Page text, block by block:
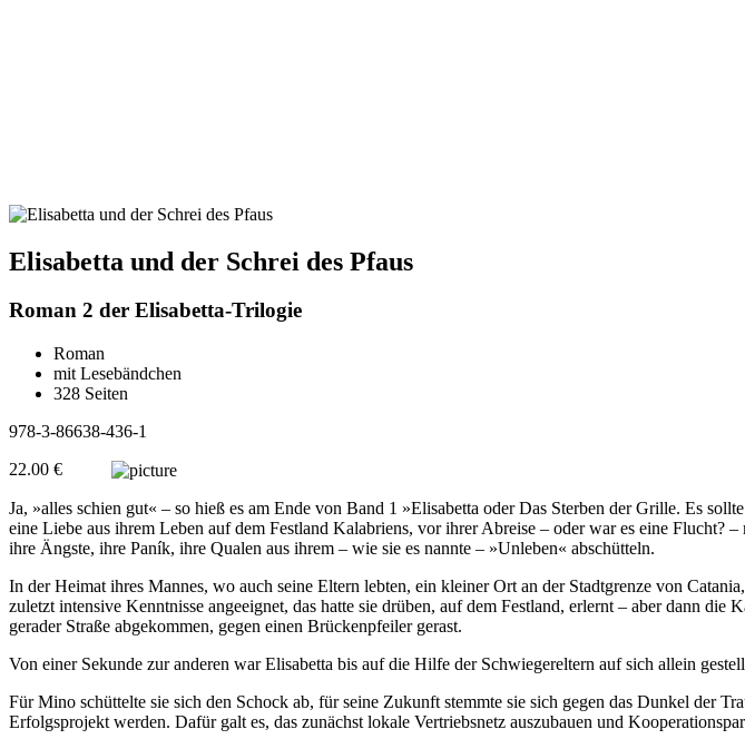
Elisabetta und der Schrei des Pfaus
Roman 2 der Elisabetta-Trilogie
Roman
mit Lesebändchen
328 Seiten
978-3-86638-436-1
22.00 €
Ja, »alles schien gut« – so hieß es am Ende von Band 1 »Elisabetta oder Das Sterben der Grille. Es
eine Liebe aus ihrem Leben auf dem Festland Kalabriens, vor ihrer Abreise – oder war es eine
ihre Ängste, ihre Paník, ihre Qualen aus ihrem – wie sie es nannte – »Unleben« abschütteln.
In der Heimat ihres Mannes, wo auch seine Eltern lebten, ein kleiner Ort an der Stadtgrenze von
zuletzt inten­sive Kenntnisse angeeignet, das hatte sie drüben, auf dem Festland, erlernt – aber dann
gerader Straße abgekommen, gegen einen Brückenpfeiler gerast.
Von einer Sekunde zur anderen war Elisabetta bis auf die Hilfe der Schwiegereltern auf sich allein
Für Mino schüttelte sie sich den Schock ab, für seine Zukunft stemmte sie sich gegen das Dunkel der
Erfolgsprojekt werden. Dafür galt es, das zunächst lokale Vertriebsnetz auszubauen und